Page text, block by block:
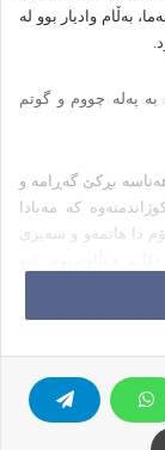
به‌ڵام وادیار بوو له‌
به‌ په‌له‌ چووم و گوتم
بڕکێ گه‌ڕامه‌ و
که‌ مه‌بادا
دا هاتمه‌و و سه‌یری
بۆیه‌ زۆر به‌
کرد که‌ کاسێت و